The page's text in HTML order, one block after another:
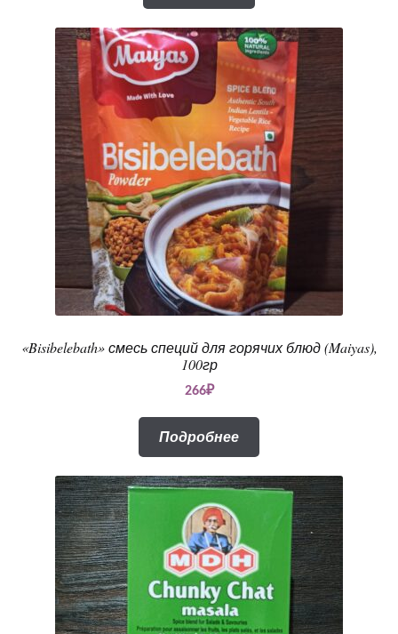
«Bisibelebath» смесь специй для горячих блюд (Maiyas),
100гр
266₽
Подробнее